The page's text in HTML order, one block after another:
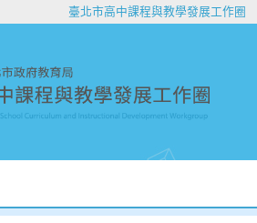
臺北市高中課程與教學發展工作圈